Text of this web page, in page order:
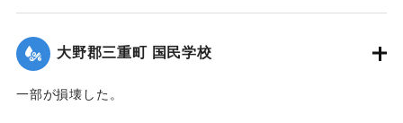
｜固有コード:00474074
大野郡三重町 国民学校
一部が損壊した。